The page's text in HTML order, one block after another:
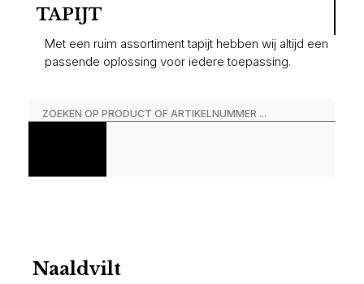
TAPIJT
Met een ruim assortiment tapijt hebben wij altijd een
passende oplossing voor iedere toepassing.
Naaldvilt